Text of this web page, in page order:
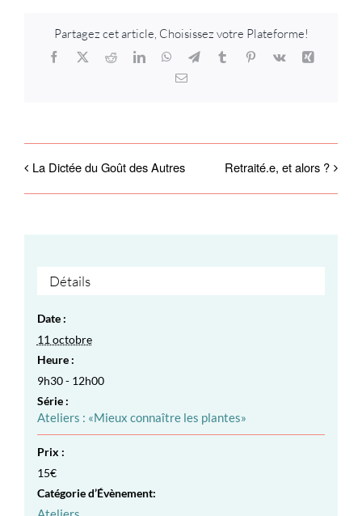
Partagez cet article, Choisissez votre Plateforme!
Facebook
X RedditLinkedInWhatsApp
TelegramTumblr Pinterest
Vk
Xing
Email
La Dictée du Goût des Autres Retraité.e, et alors ?
Détails
Date :
11 octobre
Heure :
9h30 - 12h00
Série :
Ateliers : «Mieux connaître les plantes»
Prix :
15€
Catégorie d’Évènement: